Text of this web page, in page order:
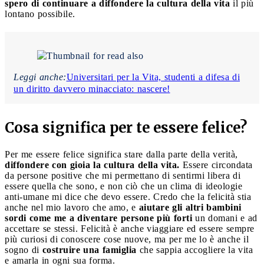
spero di continuare a diffondere la cultura della vita il più
lontano possibile.
Leggi anche:Universitari per la Vita, studenti a difesa di
un diritto davvero minacciato: nascere!
Cosa significa per te essere felice?
Per me essere felice significa stare dalla parte della verità,
diffondere con gioia la cultura della vita. Essere circondata
da persone positive che mi permettano di sentirmi libera di
essere quella che sono, e non ciò che un clima di ideologie
anti-umane mi dice che devo essere. Credo che la felicità stia
anche nel mio lavoro che amo, e aiutare gli altri bambini
sordi come me a diventare persone più forti un domani e ad
accettare se stessi. Felicità è anche viaggiare ed essere sempre
più curiosi di conoscere cose nuove, ma per me lo è anche il
sogno di costruire una famiglia che sappia accogliere la vita
e amarla in ogni sua forma.